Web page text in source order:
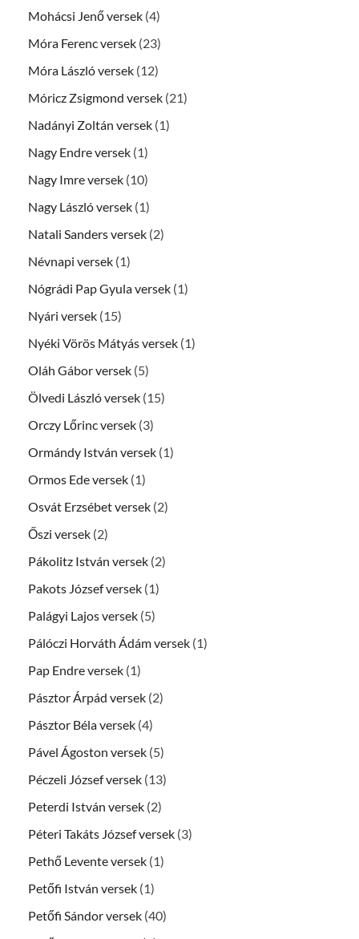
Mohácsi Jenő versek (4)
Móra Ferenc versek (23)
Móra László versek (12)
Móricz Zsigmond versek (21)
Nadányi Zoltán versek (1)
Nagy Endre versek (1)
Nagy Imre versek (10)
Nagy László versek (1)
Natali Sanders versek (2)
Névnapi versek (1)
Nógrádi Pap Gyula versek (1)
Nyári versek (15)
Nyéki Vörös Mátyás versek (1)
Oláh Gábor versek (5)
Ölvedi László versek (15)
Orczy Lőrinc versek (3)
Ormándy István versek (1)
Ormos Ede versek (1)
Osvát Erzsébet versek (2)
Őszi versek (2)
Pákolitz István versek (2)
Pakots József versek (1)
Palágyi Lajos versek (5)
Pálóczi Horváth Ádám versek (1)
Pap Endre versek (1)
Pásztor Árpád versek (2)
Pásztor Béla versek (4)
Pável Ágoston versek (5)
Péczeli József versek (13)
Peterdi István versek (2)
Péteri Takáts József versek (3)
Pethő Levente versek (1)
Petőfi István versek (1)
Petőfi Sándor versek (40)